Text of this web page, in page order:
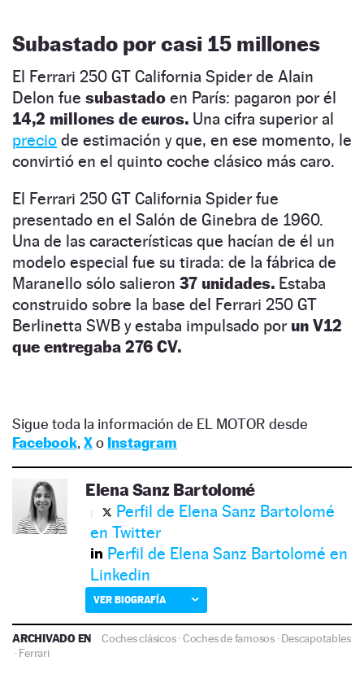
Subastado por casi 15 millones
El Ferrari 250 GT California Spider de Alain
Delon fue subastado en París: pagaron por él
14,2 millones de euros. Una cifra superior al
precio de estimación y que, en ese momento, le
convirtió en el quinto coche clásico más caro.
El Ferrari 250 GT California Spider fue
presentado en el Salón de Ginebra de 1960.
Una de las características que hacían de él un
modelo especial fue su tirada: de la fábrica de
Maranello sólo salieron 37 unidades. Estaba
construido sobre la base del Ferrari 250 GT
Berlinetta SWB y estaba impulsado por un V12
que entregaba 276 CV.
Sigue toda la información de EL MOTOR desde
Facebook, Xo Instagram
Elena Sanz Bartolomé
Perfil de Elena Sanz Bartolomé
en Twitter
Perfil de Elena Sanz Bartolomé en
Linkedin
VER BIOGRAFÍA
ARCHIVADO EN Coches clásicos·Coches de famosos·Descapotables
·Ferrari